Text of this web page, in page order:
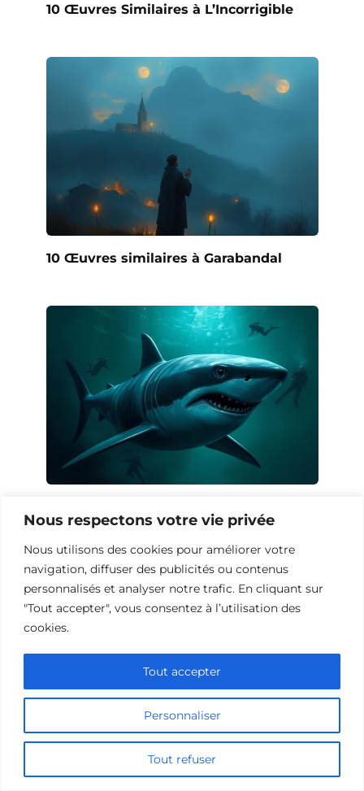
Nous respectons votre vie privée
Nous utilisons des cookies pour améliorer votre
navigation, diffuser des publicités ou contenus
personnalisés et analyser notre trafic. En cliquant sur
"Tout accepter", vous consentez à l’utilisation des
cookies.
Personnaliser
Tout refuser
Tout accepter
10 Œuvres Similaires à L’Incorrigible
10 Œuvres similaires à Garabandal
pour les Fans de Frissons
10 Films à Voir Si Vous Avez Aimé The